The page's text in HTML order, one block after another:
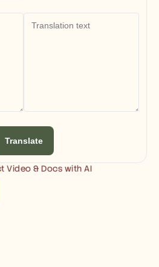
Video & Docs with AI
Translate